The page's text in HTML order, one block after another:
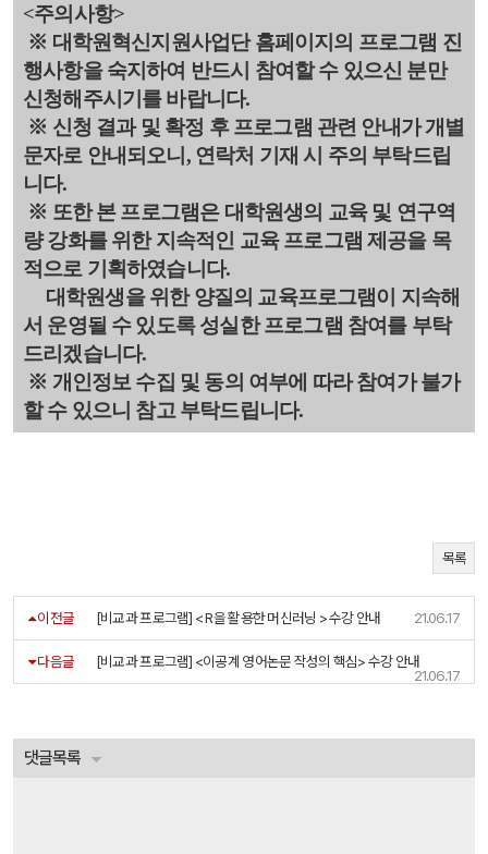
<주의사항>
※ 대학원혁신지원사업단 홈페이지의 프로그램 진
행사항을 숙지하여 반드시 참여할 수 있으신 분만
신청해주시기를 바랍니다.
※ 신청 결과 및 확정 후 프로그램 관련 안내가 개별
문자로 안내되오니, 연락처 기재 시 주의 부탁드립
니다.
※ 또한 본 프로그램은 대학원생의 교육 및 연구역
량 강화를 위한 지속적인 교육 프로그램 제공을 목
적으로 기획하였습니다.
대학원생을 위한 양질의 교육프로그램이 지속해
서 운영될 수 있도록 성실한 프로그램 참여를 부탁
드리겠습니다.
※ 개인정보 수집 및 동의 여부에 따라 참여가 불가
할 수 있으니 참고 부탁드립니다.
목록
이전글 [비교과 프로그램] < R을 활용한 머신러닝 > 수강 안내 21.06.17
다음글
[비교과 프로그램] <이공계 영어논문 작성의 핵심> 수강 안내
21.06.17
댓글목록